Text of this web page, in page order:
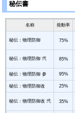
秘伝書
名称 発動率
秘伝：物理防御 75%
秘伝：物理防御 弐 85%
秘伝：物理防御 参 95%
秘伝：物理防御改 25%
秘伝：物理防御改 弐 35%